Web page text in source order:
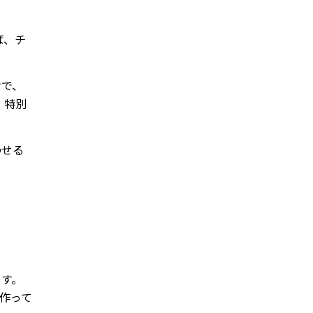
チ
、
特別
る
。
って